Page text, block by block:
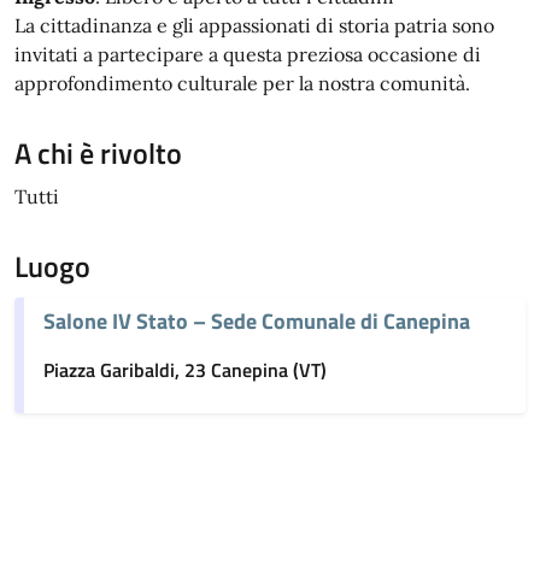
La cittadinanza e gli appassionati di storia patria sono
invitati a partecipare a questa preziosa occasione di
approfondimento culturale per la nostra comunità.
A chi è rivolto
Tutti
Luogo
Salone IV Stato – Sede Comunale di Canepina
Piazza Garibaldi, 23 Canepina (VT)